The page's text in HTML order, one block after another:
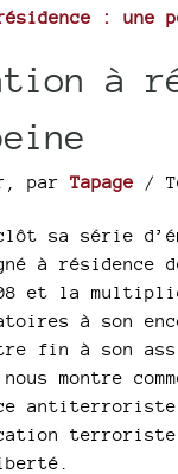
: une
à
par Tapage /
clôt sa série
à résidence
et la
à son
fin à son
montre
antiterroriste